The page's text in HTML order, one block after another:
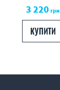
3 220 грн
КУПИТИ